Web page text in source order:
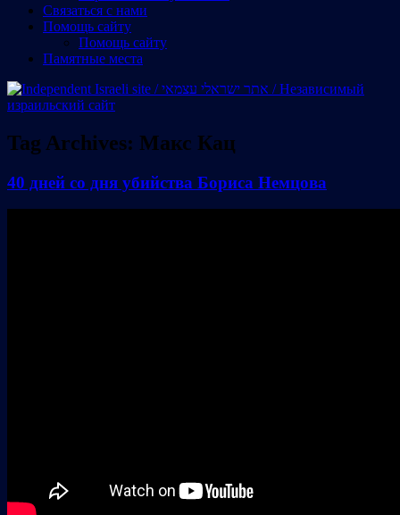
Cвязаться с нами
Помощь сайту
Помощь сайту
Памятные места
Tag Archives: Макс Кац
40 дней со дня убийства Бориса Немцова